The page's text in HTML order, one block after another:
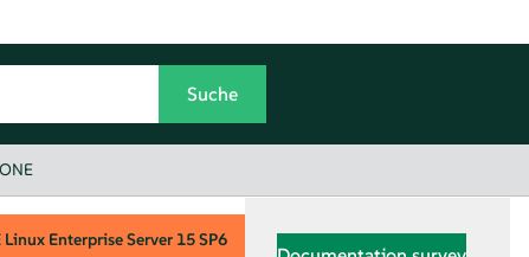
Linux Enterprise Server 15 SP6